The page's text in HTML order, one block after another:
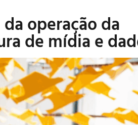
operação da
de mídia e